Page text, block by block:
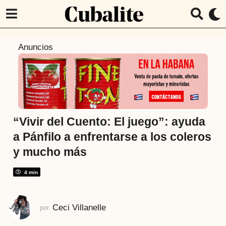
t
á
s
5
o
Anuncios
“Vivir del Cuento: El juego”: ayuda
a Pánfilo a enfrentarse a los coleros
y mucho más
4 min
por Ceci Villanelle